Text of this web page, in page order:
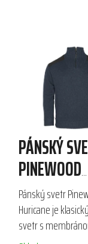
PÁNSKÝ
PINEWOOD
HURICANE
Pánský svetr
Huricane je
svetr s